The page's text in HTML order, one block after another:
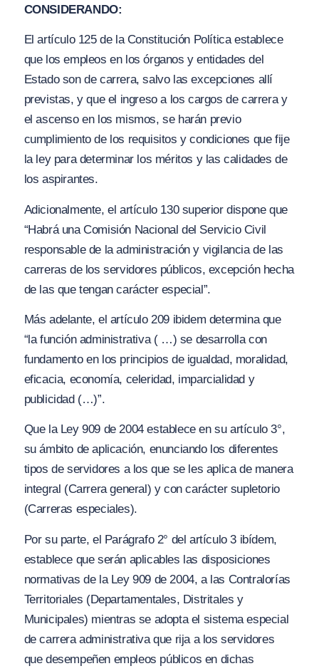
CONSIDERANDO:
El artículo 125 de la Constitución Política establece
que los empleos en los órganos y entidades del
Estado son de carrera, salvo las excepciones allí
previstas, y que el ingreso a los cargos de carrera y
el ascenso en los mismos, se harán previo
cumplimiento de los requisitos y condiciones que fije
la ley para determinar los méritos y las calidades de
los aspirantes.
Adicionalmente, el artículo 130 superior dispone que
“Habrá una Comisión Nacional del Servicio Civil
responsable de la administración y vigilancia de las
carreras de los servidores públicos, excepción hecha
de las que tengan carácter especial”.
Más adelante, el artículo 209 ibidem determina que
“la función administrativa ( …) se desarrolla con
fundamento en los principios de igualdad, moralidad,
eficacia, economía, celeridad, imparcialidad y
publicidad (…)”.
Que la Ley 909 de 2004 establece en su artículo 3°,
su ámbito de aplicación, enunciando los diferentes
tipos de servidores a los que se les aplica de manera
integral (Carrera general) y con carácter supletorio
(Carreras especiales).
Por su parte, el Parágrafo 2° del artículo 3 ibídem,
establece que serán aplicables las disposiciones
normativas de la Ley 909 de 2004, a las Contralorías
Territoriales (Departamentales, Distritales y
Municipales) mientras se adopta el sistema especial
de carrera administrativa que rija a los servidores
que desempeñen empleos públicos en dichas